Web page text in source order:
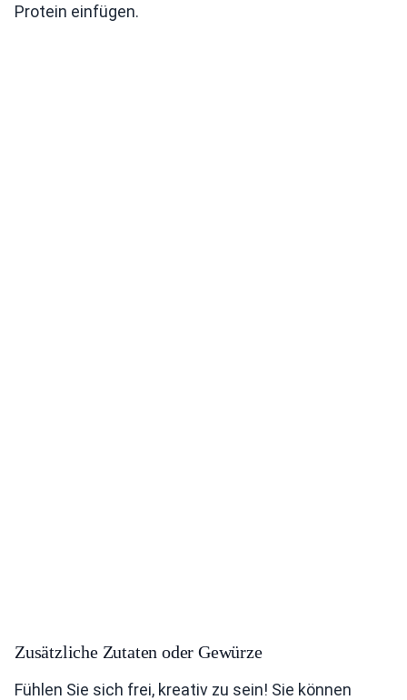
Protein einfügen.
Zusätzliche Zutaten oder Gewürze
Fühlen Sie sich frei, kreativ zu sein! Sie können